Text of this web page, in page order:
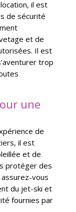
il est
de sécurité
et de
Il est
trop
une
de
il est
et de
protéger des
vous
du jet-ski et
fournies par